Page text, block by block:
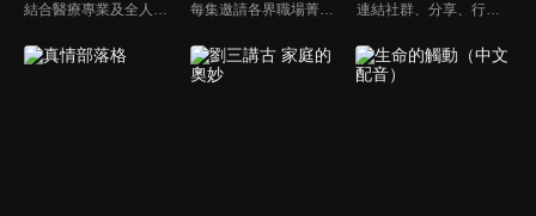
結合醫療專業及全人關懷的新型態節目，主持人黃瑽寧醫師親訪家庭，跨領域醫療顧問團全方位檢視，提供最完整、實用和正確的資訊來守護孩子的健康。 每集邀請各界職場菁英分享心路歷程與觀點，喬美倫老師也透過主題性的真理論述，幫助你我走入合神心意的職場文化。 連結社群、分享、行動的特色，運用講道學的架構，談論包含基要真理、生活話題及神學裝備三大面向主題。身為第六代基督徒，從小在教會中長大的周巽正，與第一代基督徒的廖文華，背景及生活經歷都不同，在節目中以輕鬆對談的方式，貢獻出不同角度的觀點。